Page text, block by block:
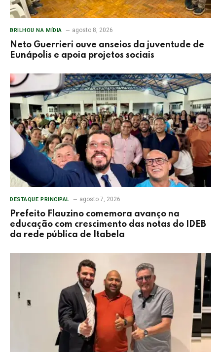
BRILHOU NA MÍDIA agosto 8, 2026
Neto Guerrieri ouve anseios da juventude de
Eunápolis e apoia projetos sociais
DESTAQUE PRINCIPAL agosto 7, 2026
Prefeito Flauzino comemora avanço na
educação com crescimento das notas do IDEB
da rede pública de Itabela